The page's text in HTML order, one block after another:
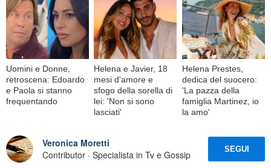
Uomini e Donne,
retroscena: Edoardo
e Paola si stanno
frequentando
Helena e Javier, 18
mesi d'amore e
sfogo della sorella di
lei: 'Non si sono
lasciati'
Helena Prestes,
dedica del suocero:
'La pazza della
famiglia Martinez, io
la amo'
Veronica Moretti
Contributor · Specialista in Tv e Gossip
SEGUI